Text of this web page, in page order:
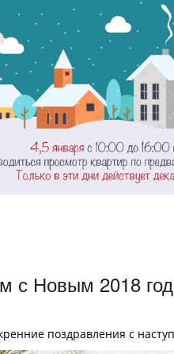
с Новым 2018
поздравления с